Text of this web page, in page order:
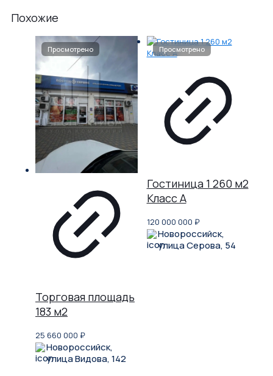
Похожие
Торговая площадь
183 м2
25 660 000 ₽
Новороссийск,
улица Видова, 142
Гостиница 1 260 м2
Класс A
120 000 000 ₽
Новороссийск,
улица Серова, 54